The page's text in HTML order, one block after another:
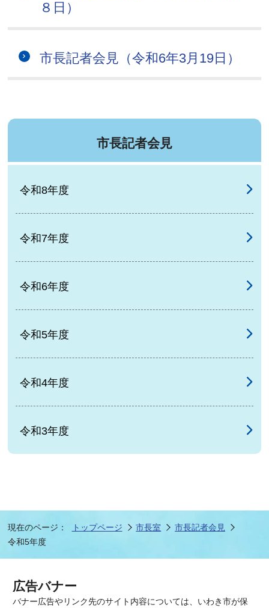
８日）
市長記者会見（令和6年3月19日）
市長記者会見
令和8年度
令和7年度
令和6年度
令和5年度
令和4年度
令和3年度
現在のページ： トップページ 市長室
市長記者会見
令和5年度
広告バナー
バナー広告やリンク先のサイト内容については、いわき市が保